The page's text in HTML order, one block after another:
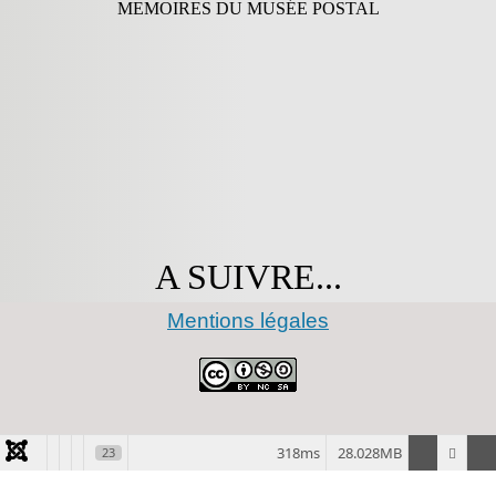
MEMOIRES DU MUSÉE POSTAL
A SUIVRE...
Mentions légales
23 28.028MB
318ms